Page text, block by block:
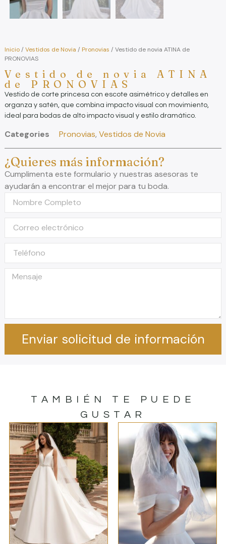
Inicio/Vestidos de Novia / Pronovias / Vestido de novia ATINA de
PRONOVIAS
Vestido de novia ATINA
de PRONOVIAS
Vestido de corte princesa con escote asimétrico y detalles en
organza y satén, que combina impacto visual con movimiento,
ideal para bodas de alto impacto visual y estilo dramático.
Categories Pronovias, Vestidos de Novia
¿Quieres más información?
Cumplimenta este formulario y nuestras asesoras te
ayudarán a encontrar el mejor para tu boda.
Enviar solicitud de información
TAMBIÉN TE PUEDE
GUSTAR